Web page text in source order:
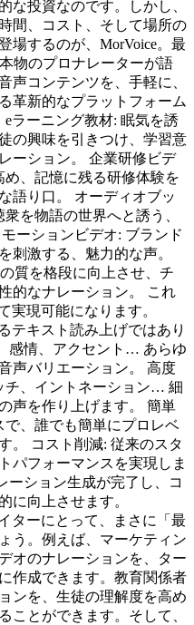
な投資なのです。しかし、
間、コスト、そして場所の
場するのが、MorVoice。最
物のプロナレーターが語
声コンテンツを、手軽に、
革新的なプラットフォーム
ラーニング教材: 眠気を誘
の興味を引きつけ、学習意
ーション。 企業研修ビデ
、記憶に残る研修体験を
語り口。 オーディオブッ
を物語の世界へと誘う、
ーションビデオ: ブランド
刺激する、魅力的な声。
質を格段に向上させ、チ
的なナレーション。 これ
実現可能になります。
テキスト読み上げではあり
感情、アクセント… あらゆ
声バリエーション。 高度
チ、イントネーション… 細
声を作り上げます。 簡単
、誰でも簡単にプロレベ
。 コスト削減: 従来のスタ
パフォーマンスを実現しま
ーション生成が完了し、コ
に向上させます。
ターにとって、まさに「最
う。例えば、マーケティン
オのナレーションを、ター
作成できます。教育関係者
ンを、生徒の理解度を高め
ことができます。そして、